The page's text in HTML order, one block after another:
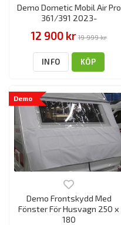
Demo Dometic Mobil Air Pro
361/391 2023-
12 900 kr 19 999 kr
INFO KÖP
Demo
Demo Frontskydd Med
Fönster För Husvagn 250 x
180